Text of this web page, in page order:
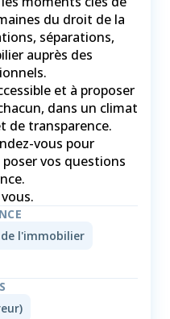
du droit de la
séparations,
auprès des
et à proposer
dans un climat
de transparence.
vous pour
vos questions
l'immobilier